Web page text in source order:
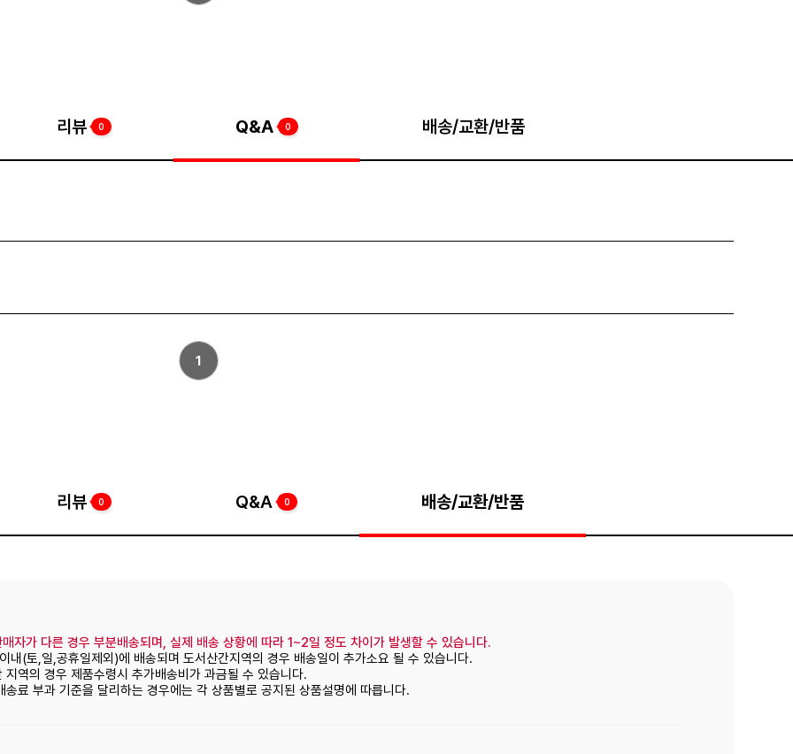
리뷰 0 Q&A 0 배송/교환/반품
1
리뷰 0 Q&A 0 배송/교환/반품
자가 다른 경우 부분배송되며, 실제 배송 상황에 따라 1~2일 정도 차이가 발생할 수 있습니다.
내(토,일,공휴일제외)에 배송되며 도서산간지역의 경우 배송일이 추가소요 될 수 있습니다.
역의 경우 제품수령시 추가배송비가 과금될 수 있습니다.
료 부과 기준을 달리하는 경우에는 각 상품별로 공지된 상품설명에 따릅니다.